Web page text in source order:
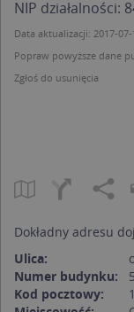
NIP działalności:
Data aktualizacji: 2017-07-
Popraw powyższe dane
Zgłoś do usunięcia
Dokładny adresu
Ulica:
Numer budynku:
Kod pocztowy: